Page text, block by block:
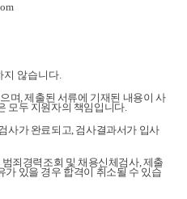
지 않습니다.
며,제출된 서류에 기재된 내용이 사
모두 지원자의 책임입니다.
사가 완료되고, 검사결과서가 입사
죄경력조회 및 채용신체검사,제출
가 있을 경우 합격이 취소될 수 있습